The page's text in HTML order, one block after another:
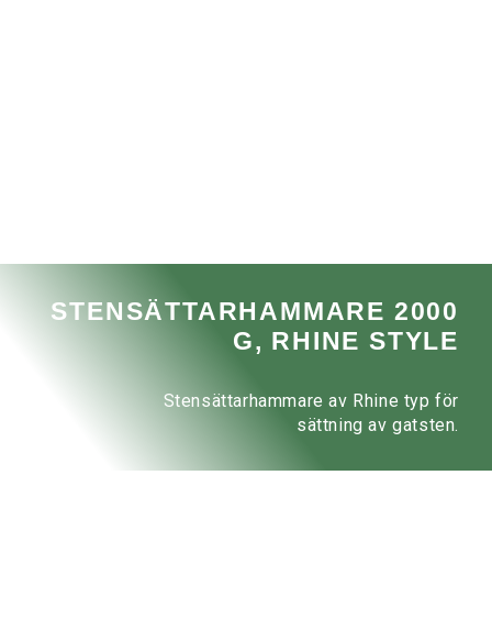
STENSÄTTARHAMMARE 2000
G, RHINE STYLE
Stensättarhammare av Rhine typ för
sättning av gatsten.